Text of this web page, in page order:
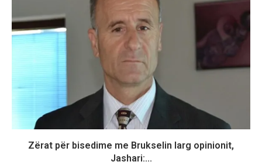
Zërat për bisedime me Brukselin larg opinionit,
Jashari:...